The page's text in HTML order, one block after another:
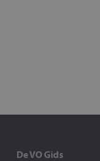
De VO Gids